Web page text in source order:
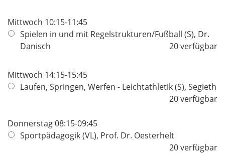
Mittwoch 10:15-11:45
Spielen in und mit Regelstrukturen/Fußball (S), Dr.
Danisch
20 verfügbar
Mittwoch 14:15-15:45
Laufen, Springen, Werfen - Leichtathletik (S), Segieth
20 verfügbar
Donnerstag 08:15-09:45
Sportpädagogik (VL), Prof. Dr. Oesterhelt
20 verfügbar